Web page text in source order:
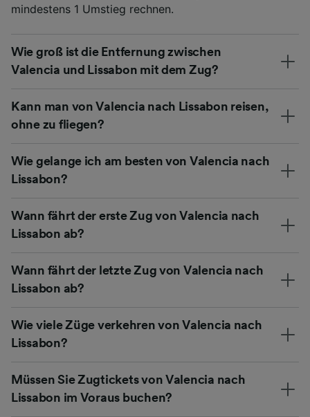
mindestens 1 Umstieg rechnen.
Wie groß ist die Entfernung zwischen
Valencia und Lissabon mit dem Zug?
Kann man von Valencia nach Lissabon reisen,
ohne zu fliegen?
Wie gelange ich am besten von Valencia nach
Lissabon?
Wann fährt der erste Zug von Valencia nach
Lissabon ab?
Wann fährt der letzte Zug von Valencia nach
Lissabon ab?
Wie viele Züge verkehren von Valencia nach
Lissabon?
Müssen Sie Zugtickets von Valencia nach
Lissabon im Voraus buchen?